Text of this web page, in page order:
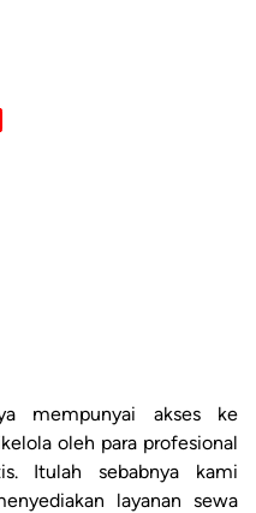
mempunyai akses ke
oleh para profesional
Itulah sebabnya kami
layanan sewa